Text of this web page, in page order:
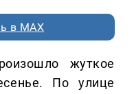
в MAX
жуткое
По улице